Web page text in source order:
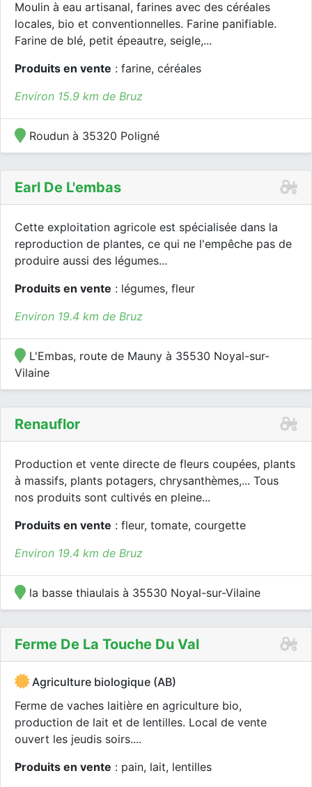
Moulin à eau artisanal, farines avec des céréales
locales, bio et conventionnelles. Farine panifiable.
Farine de blé, petit épeautre, seigle,...
Produits en vente : farine, céréales
Environ 15.9 km de Bruz
Roudun à 35320 Poligné
Earl De L'embas
Cette exploitation agricole est spécialisée dans la
reproduction de plantes, ce qui ne l'empêche pas de
produire aussi des légumes...
Produits en vente : légumes, fleur
Environ 19.4 km de Bruz
L'Embas, route de Mauny à 35530 Noyal-sur-
Vilaine
Renauflor
Production et vente directe de fleurs coupées, plants
à massifs, plants potagers, chrysanthèmes,... Tous
nos produits sont cultivés en pleine...
Produits en vente : fleur, tomate, courgette
Environ 19.4 km de Bruz
la basse thiaulais à 35530 Noyal-sur-Vilaine
Ferme De La Touche Du Val
Agriculture biologique (AB)
Ferme de vaches laitière en agriculture bio,
production de lait et de lentilles. Local de vente
ouvert les jeudis soirs....
Produits en vente : pain, lait, lentilles